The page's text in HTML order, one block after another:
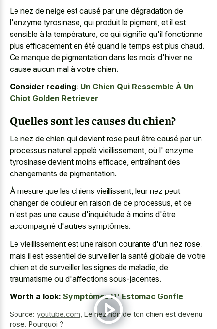
Le nez de neige est causé par une dégradation de
l'enzyme tyrosinase, qui produit le pigment, et il est
sensible à la température, ce qui signifie qu'il fonctionne
plus efficacement en été quand le temps est plus chaud.
Ce manque de pigmentation dans les mois d'hiver ne
cause aucun mal à votre chien.
Consider reading: Un Chien Qui Ressemble À Un
Chiot Golden Retriever
Quelles sont les causes du chien?
Le nez de chien qui devient rose peut être causé par un
processus naturel appelé vieillissement, où l' enzyme
tyrosinase devient moins efficace, entraînant des
changements de pigmentation.
À mesure que les chiens vieillissent, leur nez peut
changer de couleur en raison de ce processus, et ce
n'est pas une cause d'inquiétude à moins d'être
accompagné d'autres symptômes.
Le vieillissement est une raison courante d'un nez rose,
mais il est essentiel de surveiller la santé globale de votre
chien et de surveiller les signes de maladie, de
traumatisme ou d'affections sous-jacentes.
Worth a look: Symptômes D' Estomac Gonflé
Source: youtube.com Le nez noir de ton chien est devenu
rose. Pourquoi ?